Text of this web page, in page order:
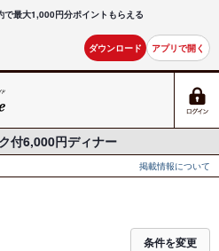
で最大1,000円分ポイントもらえる
ダウンロード アプリで開く
付6,000円ディナー
掲載情報について
条件を変更